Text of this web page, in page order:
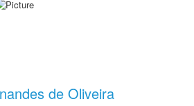
de Oliveira